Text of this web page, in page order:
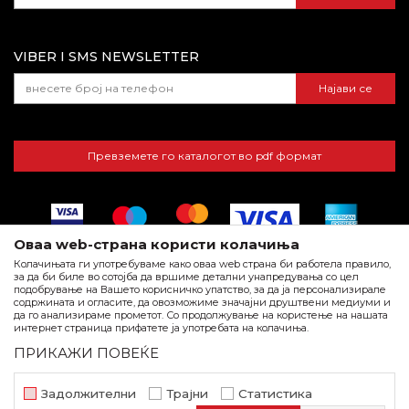
Самолеплива мрежа против
инсекти 100х130мм, сива
Магнетни завеси и самолепливи
мрежици за комарци
180
Банка АД
VIBER I SMS NEWSLETTER
Најави се
Превземете го каталогот во pdf формат
Настојуваме да бидеме по прецизни во описот на производите,
гарантираме дека сите информации се комплетни и без грешка.
Оваа web-страна користи колачиња
Колачињата ги употребуваме како оваа web страна би работела правило,
за да би биле во сотојба да вршиме детални унапредувања со цел
подобрување на Вашето корисничко упатство, за да ја персонализирале
содржината и огласите, да овозможиме значајни друштвени медиуми и
да го анализираме прометот. Со продолжување на користење на нашата
интернет страница прифатете ја употребата на колачиња.
ПРИКАЖИ ПОВЕЌЕ
Задолжителни Трајни Статистика